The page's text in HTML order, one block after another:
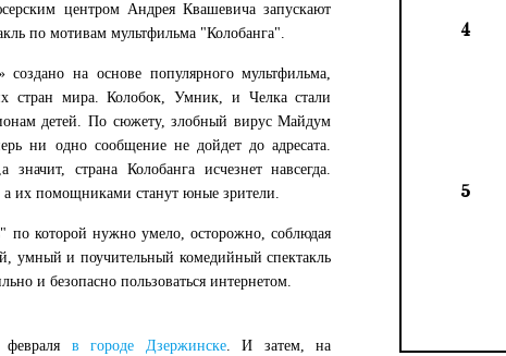
центром Андрея Квашевича запускают
по мотивам мультфильма "Колобанга".
на основе популярного мультфильма,
стран мира. Колобок, Умник, и Челка стали
детей. По сюжету, злобный вирус Майдум
ни одно сообщение не дойдет до адресата.
значит, страна Колобанга исчезнет навсегда.
их помощниками станут юные зрители.
по которой нужно умело, осторожно, соблюдая
умный и поучительный комедийный спектакль
и безопасно пользоваться интернетом.
в городе Дзержинске. И затем, на
4
5